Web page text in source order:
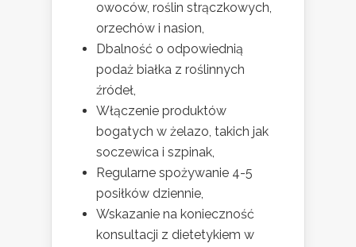
owoców, roślin strączkowych,
orzechów i nasion,
Dbalność o odpowiednią
podaż białka z roślinnych
źródeł,
Włączenie produktów
bogatych w żelazo, takich jak
soczewica i szpinak,
Regularne spożywanie 4-5
posiłków dziennie,
Wskazanie na konieczność
konsultacji z dietetykiem w